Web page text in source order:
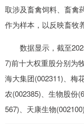
取涉及畜禽饲料、畜禽
作为样本，以反映畜牧
数据显示，截至
7)前十大权重股分别为
海大集团(002311)、梅
农(002385)、生物股份
567)、天康生物